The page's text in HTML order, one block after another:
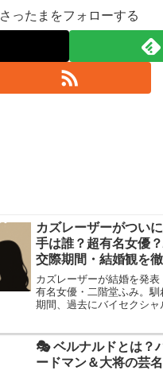
さったまをフォローする
カズレーザーがつい
手は誰？超有名女優
交際期間・結婚観を
カズレーザーが結婚を発表
有名女優・二階堂ふみ。馴
期間、過去にバイセクシャ
した。
🎭 ベルナルドとは？
ードマン＆大将の芸